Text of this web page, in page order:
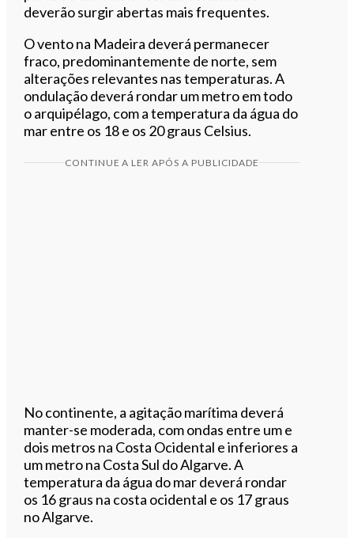
deverão surgir abertas mais frequentes.
O vento na Madeira deverá permanecer
fraco, predominantemente de norte, sem
alterações relevantes nas temperaturas. A
ondulação deverá rondar um metro em todo
o arquipélago, com a temperatura da água do
mar entre os 18 e os 20 graus Celsius.
CONTINUE A LER APÓS A PUBLICIDADE
No continente, a agitação marítima deverá
manter-se moderada, com ondas entre um e
dois metros na Costa Ocidental e inferiores a
um metro na Costa Sul do Algarve. A
temperatura da água do mar deverá rondar
os 16 graus na costa ocidental e os 17 graus
no Algarve.